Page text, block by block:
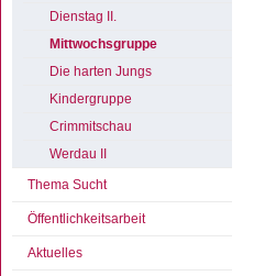
Dienstag II.
Mittwochsgruppe
Die harten Jungs
Kindergruppe
Crimmitschau
Werdau II
Thema Sucht
Öffentlichkeitsarbeit
Aktuelles